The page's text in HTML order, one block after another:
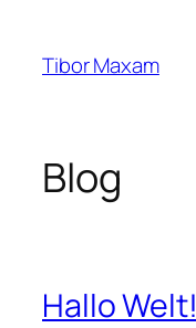
springen
Tibor Maxam
Blog
Hallo Welt!